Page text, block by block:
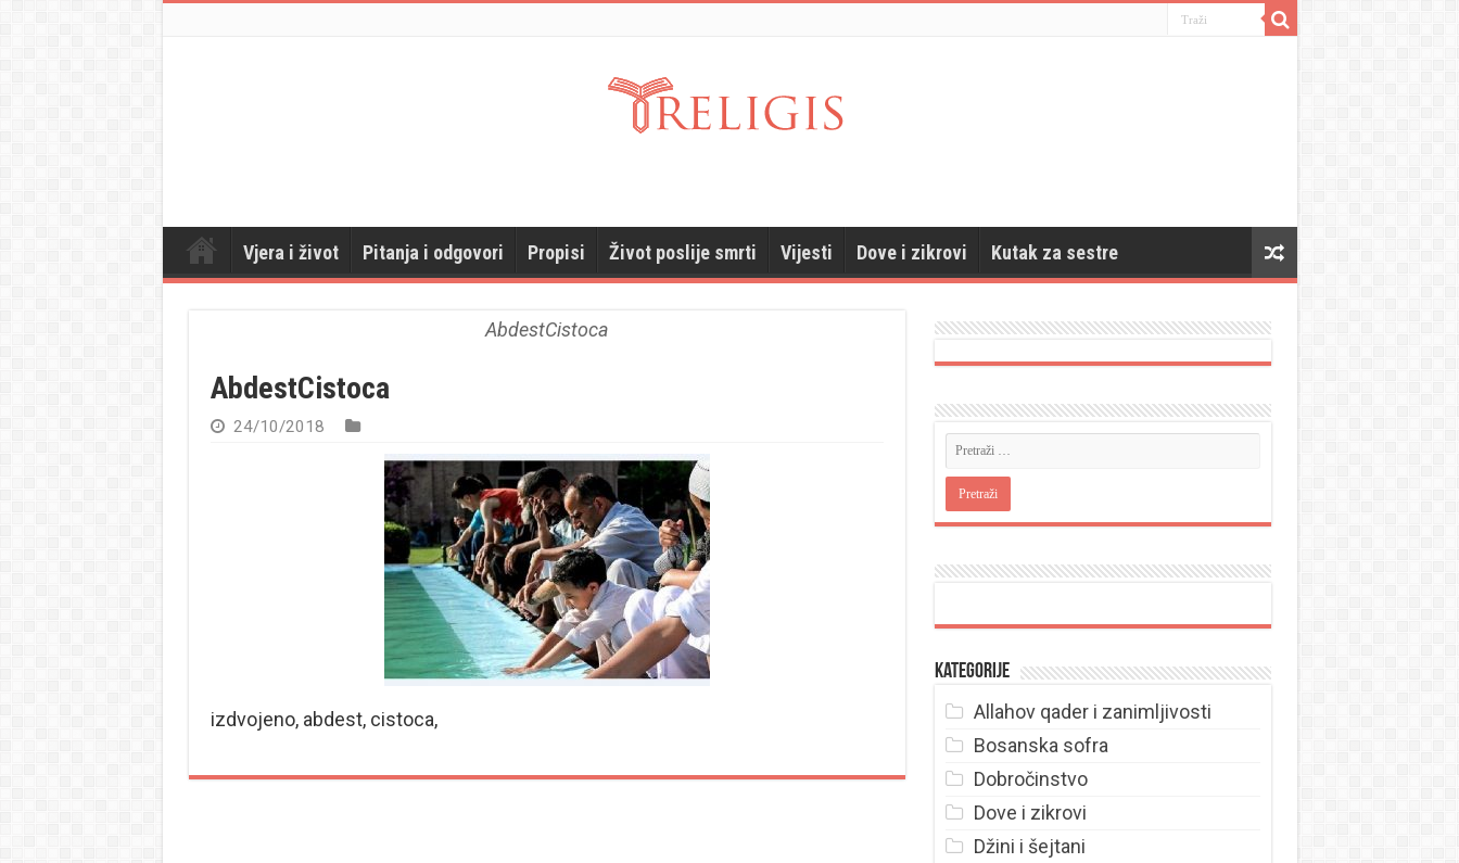
Vjera i život Pitanja i odgovori Propisi Život poslije smrti Vijesti Dove i zikrovi Kutak za sestre
AbdestCistoca
AbdestCistoca
24/10/2018
izdvojeno, abdest, cistoca,
Kategorije
Allahov qader i zanimljivosti
Bosanska sofra
Dobročinstvo
Dove i zikrovi
Džini i šejtani